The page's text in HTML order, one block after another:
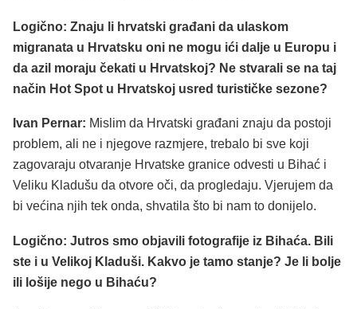
Logično: Znaju li hrvatski građani da ulaskom
migranata u Hrvatsku oni ne mogu ići dalje u Europu i
da azil moraju čekati u Hrvatskoj? Ne stvarali se na taj
način Hot Spot u Hrvatskoj usred turističke sezone?
Ivan Pernar: Mislim da Hrvatski građani znaju da postoji
problem, ali ne i njegove razmjere, trebalo bi sve koji
zagovaraju otvaranje Hrvatske granice odvesti u Bihać i
Veliku Kladušu da otvore oči, da progledaju. Vjerujem da
bi većina njih tek onda, shvatila što bi nam to donijelo.
Logično: Jutros smo objavili fotografije iz Bihaća. Bili
ste i u Velikoj Kladuši. Kakvo je tamo stanje? Je li bolje
ili lošije nego u Bihaću?